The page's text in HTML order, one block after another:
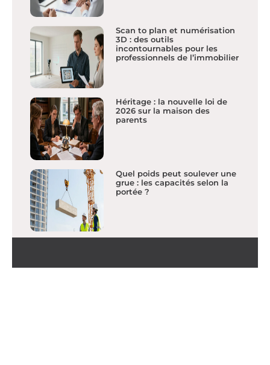
Scan to plan et numérisation
3D : des outils
incontournables pour les
professionnels de l’immobilier
Héritage : la nouvelle loi de
2026 sur la maison des
parents
Quel poids peut soulever une
grue : les capacités selon la
portée ?